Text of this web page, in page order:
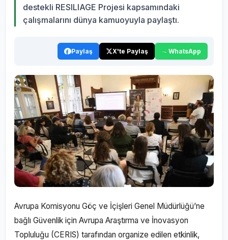
destekli RESILIAGE Projesi kapsamındaki
çalışmalarını dünya kamuoyuyla paylaştı.
Paylaş X'te Paylaş WhatsApp
Avrupa Komisyonu Göç ve İçişleri Genel Müdürlüğü’ne
bağlı Güvenlik için Avrupa Araştırma ve İnovasyon
Topluluğu (CERIS) tarafından organize edilen etkinlik,